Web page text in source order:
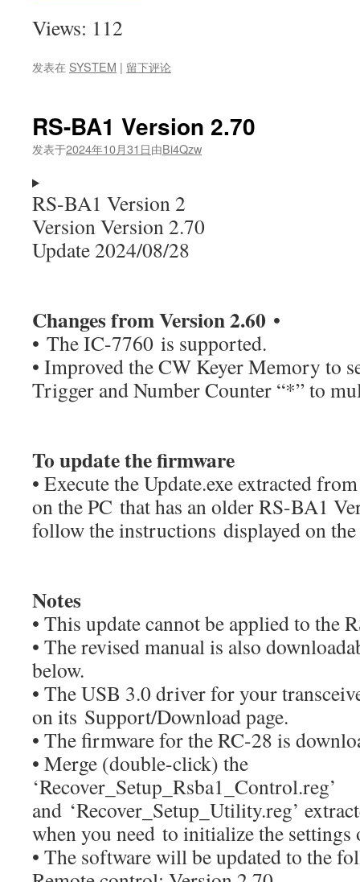
Views: 112
发表在 SYSTEM | 留下评论
RS-BA1 Version 2.70
发表于2024年10月31日由Bi4Qzw
RS-BA1 Version 2
Version Version 2.70
Update 2024/08/28
Changes from Version 2.60 •
• The IC-7760 is supported.
• Improved the CW Keyer Memory to
Trigger and Number Counter “*” to
To update the firmware
• Execute the Update.exe extracted
on the PC that has an older RS-BA1
follow the instructions displayed on the
Notes
• This update cannot be applied to the
• The revised manual is also
below.
• The USB 3.0 driver for your
on its Support/Download page.
• The firmware for the RC-28 is
• Merge (double-click) the
‘Recover_Setup_Rsba1_Control.reg’
and ‘Recover_Setup_Utility.reg’
when you need to initialize the
• The software will be updated to the